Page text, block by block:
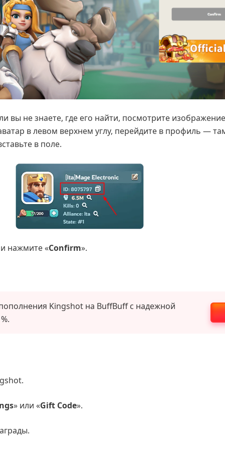
вы не знаете, где его найти, посмотрите
в левом верхнем углу, перейдите в профиль —
в поле.
нажмите «Confirm».
BuffBuff с надежной
» или «Gift Code».